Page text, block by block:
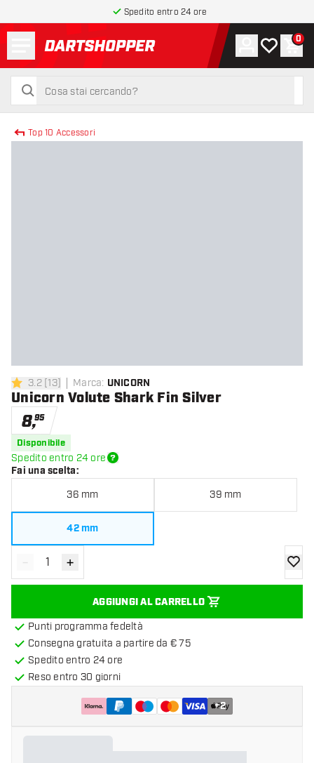
Spedito entro 24 ore
torna alla home page
cerca
cerca
Account
La mia0
Top 10 Accessori
3.2 stelle di valutazione
3.2[13] Marca: UNICORN
Unicorn Volute Shark Fin Silver
8,95
Disponibile
Spedito entro 24 ore
Fai una scelta:
36 mm 39 mm
42 mm
Diminuisci quantità
- Aumenta quantità
+
AGGIUNGI AL CARRELLO
Punti programma fedeltà
Consegna gratuita a partire da € 75
Spedito entro 24 ore
Reso entro 30 giorni
+2